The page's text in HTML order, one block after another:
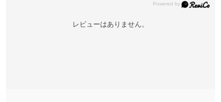
レビューはありません。